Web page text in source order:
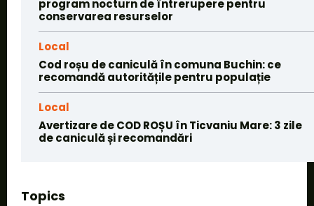
program nocturn de întrerupere pentru
conservarea resurselor
Local
Cod roșu de caniculă în comuna Buchin: ce
recomandă autoritățile pentru populație
Local
Avertizare de COD ROȘU în Ticvaniu Mare: 3 zile
de caniculă și recomandări
Topics